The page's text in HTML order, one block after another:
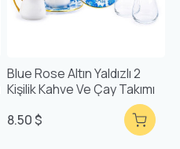
Blue Rose Altın Yaldızlı 2
Kişilik Kahve Ve Çay Takımı
8.50 $